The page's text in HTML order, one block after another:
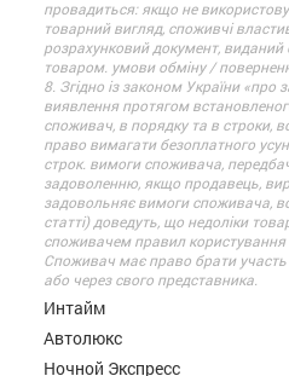
провадиться: якщо не
товарний вигляд, споживчі
розрахунковий документ,
товаром. умови обміну /
8. Згідно із законом України «про
виявлення протягом
споживач, в порядку та в строки,
право вимагати безоплатного
строк. вимоги споживача,
задоволенню, якщо продавець,
задовольняє вимоги споживача,
статті) доведуть, що недоліки
споживачем правил користування
Споживач має право брати участь
або через свого представника.
Интайм
Автолюкс
Ночной Экспресс